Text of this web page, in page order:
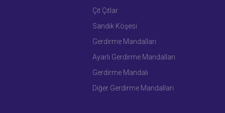
Çıt Çıtlar
Sandık Köşesi
Gerdirme Mandalları
Ayarlı Gerdirme Mandalları
Gerdirme Mandalı
Diğer Gerdirme Mandalları